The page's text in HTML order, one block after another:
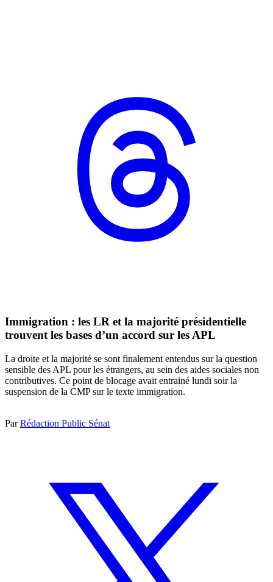
Immigration : les LR et la majorité présidentielle
trouvent les bases d’un accord sur les APL
La droite et la majorité se sont finalement entendus sur la question
sensible des APL pour les étrangers, au sein des aides sociales non
contributives. Ce point de blocage avait entrainé lundi soir la
suspension de la CMP sur le texte immigration.
ParRédaction Public Sénat